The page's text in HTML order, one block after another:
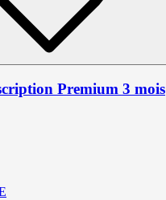
Premium 3 mois